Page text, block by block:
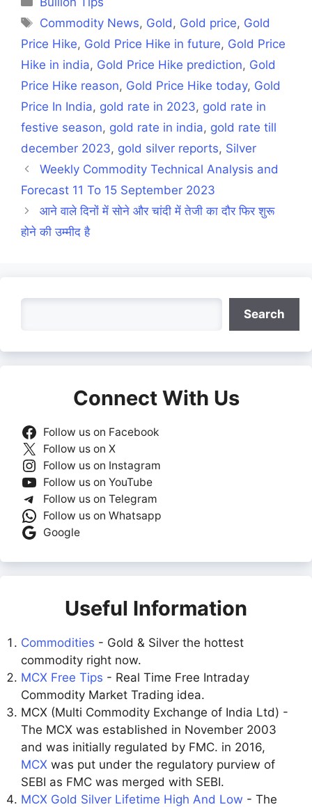
Tags
Commodity News, Gold , Gold price, Gold
Price Hike, Gold Price Hike in future, Gold Price
Hike in india, Gold Price Hike prediction, Gold
Price Hike reason, Gold Price Hike today, Gold
Price In India, gold rate in 2023, gold rate in
festive season, gold rate in india, gold rate till
december 2023, gold silver reports, Silver
Weekly Commodity Technical Analysis and
Forecast 11 To 15 September 2023
आने वाले दिनों में सोने और चांदी में तेजी का दौर फिर शुरू
होने की उम्मीद है
Search
Connect With Us
Follow us on Facebook
Follow us on X
Follow us on Instagram
Follow us on YouTube
Follow us on Telegram
Follow us on Whatsapp
Google
Useful Information
Commodities - Gold & Silver the hottest
commodity right now.
MCX Free Tips - Real Time Free Intraday
Commodity Market Trading idea.
MCX (Multi Commodity Exchange of India Ltd) -
The MCX was established in November 2003
and was initially regulated by FMC. in 2016,
MCX was put under the regulatory purview of
SEBI as FMC was merged with SEBI.
MCX Gold Silver Lifetime High And Low - The